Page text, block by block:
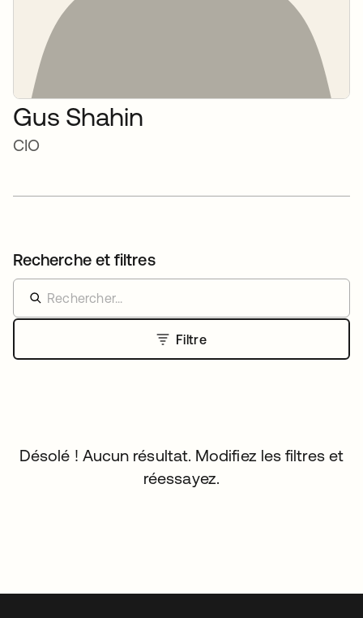
Gus Shahin
CIO
Recherche et filtres
Filtre
Désolé ! Aucun résultat. Modifiez les filtres et
réessayez.